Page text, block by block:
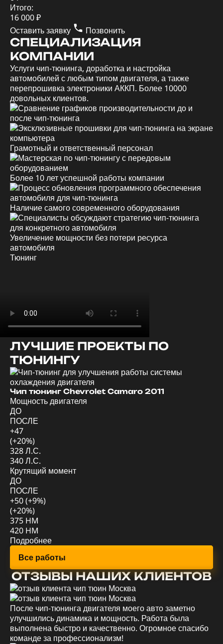
Итого:
16 000 ₽
Оставить заявку
Позвонить
СПЕЦИАЛИЗАЦИЯ
КОМПАНИИ
Услуги чип-тюнинга, доработка и настройка
автомобилей с любым типом двигателя, а также
перепрошивка электроники АККП. Более 10000
довольных клиентов.
Грамотный и ответственный персонал
Более 10 лет успешной работы компании
Наличие самого современного оборудования
Увеличение мощности без потери ресурса
автомобиля
Тюнинг
ЛУЧШИЕ ПРОЕКТЫ ПО
ТЮНИНГУ
Чип тюнинг Chevrolet Camaro 2011
Мощность двигателя
ДО
ПОСЛЕ
+47
(+20%)
328 Л.С.
340 Л.С.
Крутящий момент
ДО
ПОСЛЕ
+50 (+9%)
(+20%)
375 HM
420 HM
Подробнее
Все работы
ОТЗЫВЫ НАШИХ КЛИЕНТОВ
После чип-тюнинга двигателя моего авто заметно
улучшились динамика и мощность. Работа была
выполнена быстро и качественно. Огромное спасибо
команде за профессионализм!